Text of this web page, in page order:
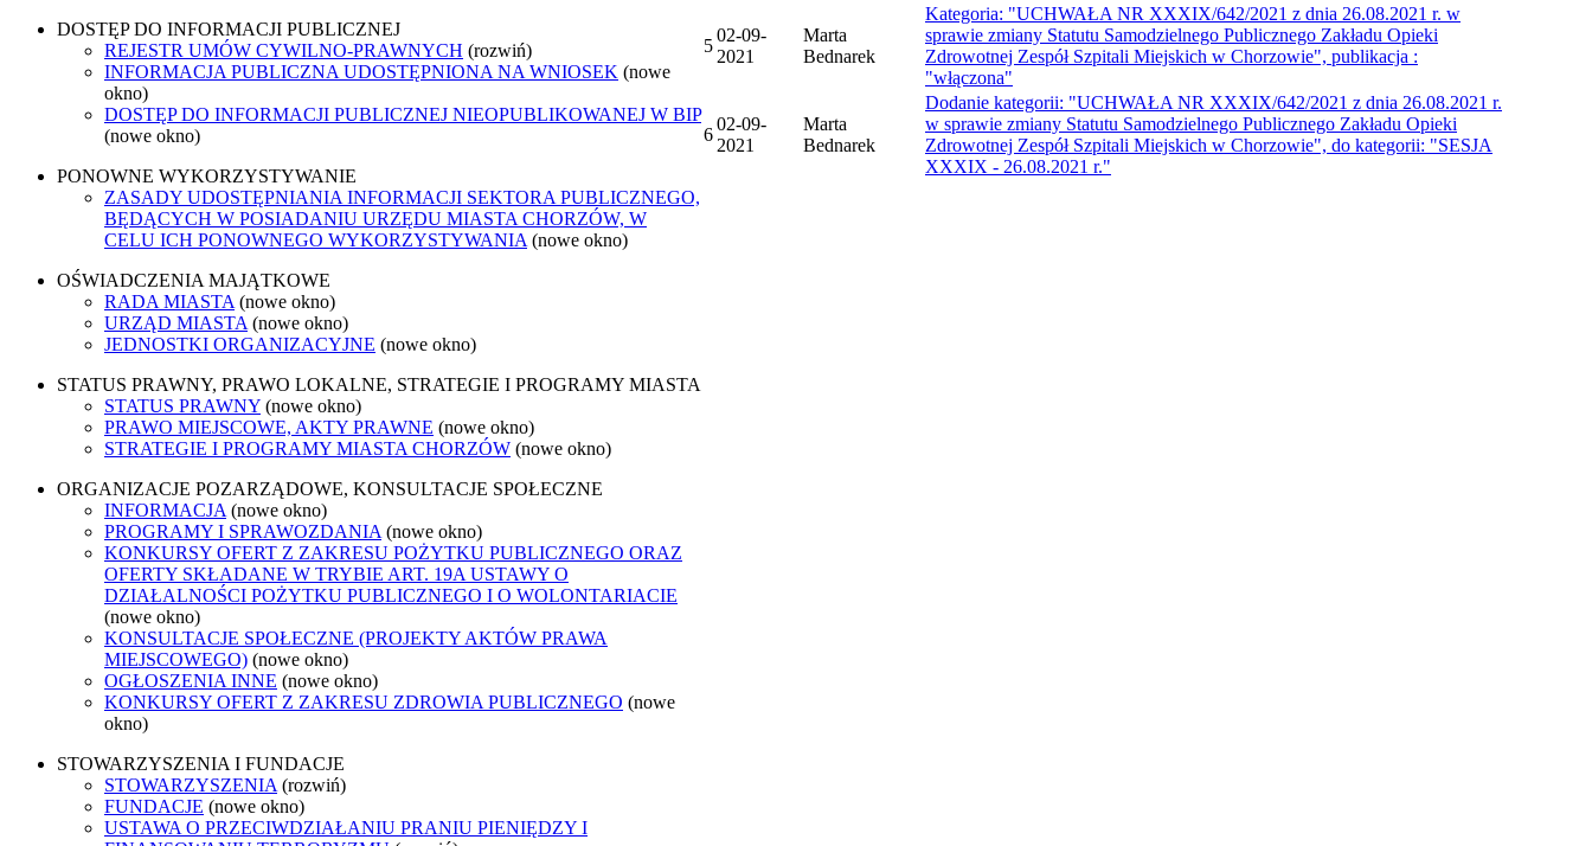
DOSTĘP DO INFORMACJI PUBLICZNEJ
REJESTR UMÓW CYWILNO-PRAWNYCH (rozwiń)
INFORMACJA PUBLICZNA UDOSTĘPNIONA NA WNIOSEK (nowe
okno)
DOSTĘP DO INFORMACJI PUBLICZNEJ NIEOPUBLIKOWANEJ W BIP
(nowe okno)
PONOWNE WYKORZYSTYWANIE
ZASADY UDOSTĘPNIANIA INFORMACJI SEKTORA PUBLICZNEGO,
BĘDĄCYCH W POSIADANIU URZĘDU MIASTA CHORZÓW, W
CELU ICH PONOWNEGO WYKORZYSTYWANIA (nowe okno)
OŚWIADCZENIA MAJĄTKOWE
RADA MIASTA (nowe okno)
URZĄD MIASTA (nowe okno)
JEDNOSTKI ORGANIZACYJNE (nowe okno)
STATUS PRAWNY, PRAWO LOKALNE, STRATEGIE I PROGRAMY MIASTA
STATUS PRAWNY (nowe okno)
PRAWO MIEJSCOWE, AKTY PRAWNE (nowe okno)
STRATEGIE I PROGRAMY MIASTA CHORZÓW (nowe okno)
ORGANIZACJE POZARZĄDOWE, KONSULTACJE SPOŁECZNE
INFORMACJA (nowe okno)
PROGRAMY I SPRAWOZDANIA (nowe okno)
KONKURSY OFERT Z ZAKRESU POŻYTKU PUBLICZNEGO ORAZ
OFERTY SKŁADANE W TRYBIE ART. 19A USTAWY O
DZIAŁALNOŚCI POŻYTKU PUBLICZNEGO I O WOLONTARIACIE
(nowe okno)
KONSULTACJE SPOŁECZNE (PROJEKTY AKTÓW PRAWA
MIEJSCOWEGO) (nowe okno)
OGŁOSZENIA INNE (nowe okno)
KONKURSY OFERT Z ZAKRESU ZDROWIA PUBLICZNEGO (nowe
okno)
STOWARZYSZENIA I FUNDACJE
STOWARZYSZENIA (rozwiń)
FUNDACJE (nowe okno)
USTAWA O PRZECIWDZIAŁANIU PRANIU PIENIĘDZY I
5
02-09-
2021
Marta
Bednarek
Kategoria: "UCHWAŁA NR XXXIX/642/2021 z dnia 26.08.2021 r. w
sprawie zmiany Statutu Samodzielnego Publicznego Zakładu Opieki
Zdrowotnej Zespół Szpitali Miejskich w Chorzowie", publikacja :
"włączona"
6
02-09-
2021
Marta
Bednarek
Dodanie kategorii: "UCHWAŁA NR XXXIX/642/2021 z dnia 26.08.2021 r.
w sprawie zmiany Statutu Samodzielnego Publicznego Zakładu Opieki
Zdrowotnej Zespół Szpitali Miejskich w Chorzowie", do kategorii: "SESJA
XXXIX - 26.08.2021 r."